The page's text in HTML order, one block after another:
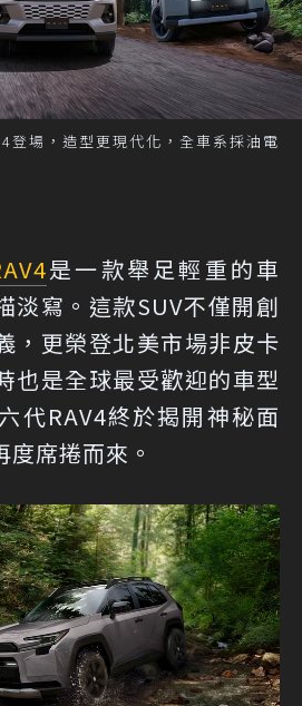
登場，造型更現代化，全車系採油電
是一款舉足輕重的車
淡寫。這款SUV不僅開創
，更榮登北美市場非皮卡
也是全球最受歡迎的車型
代RAV4終於揭開神秘面
席捲而來。